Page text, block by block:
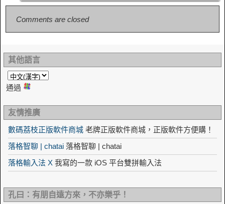
Comments are closed
其他語言
通過
友情推廣
數碼荔枝正版軟件商城 老牌正版軟件商城，正版軟件方便購！
落格智聊 | chatai 落格智聊 | chatai
落格輸入法 X 我寫的一款 iOS 平台雙拼輸入法
孔曰：有朋自遠方來，不亦樂乎！